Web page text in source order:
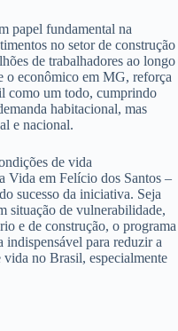
papel fundamental na
no setor de construção
de trabalhadores ao longo
o econômico em MG, reforça
como um todo, cumprindo
habitacional, mas
e nacional.
de vida
Vida em Felício dos Santos –
sucesso da iniciativa. Seja
situação de vulnerabilidade,
e de construção, o programa
indispensável para reduzir a
no Brasil, especialmente